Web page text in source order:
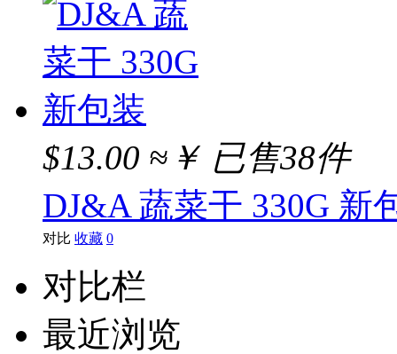
$13.00 ≈￥ 已售38件
DJ&A 蔬菜干 330G 新
对比 收藏 0
对比栏
最近浏览